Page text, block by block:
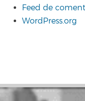
Feed de
WordPress.org